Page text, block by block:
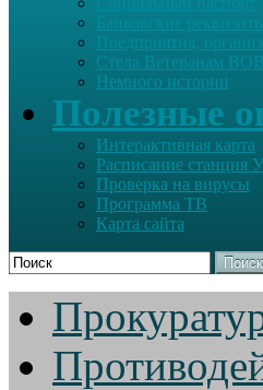
Банковские реквизиты
Предприятия,
Стела Ветеранам ВОВ
Немного истории
Полезные
Интерактивная карта
Расписание станция
Проверка на вирусы
Программа ТВ
Карта сайта
Поиск